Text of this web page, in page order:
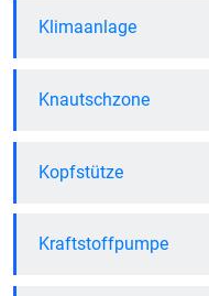
Klimaanlage
Knautschzone
Kopfstütze
Kraftstoffpumpe